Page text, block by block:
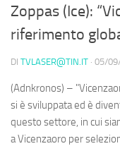
Zoppas (Ice):
riferimento
DI TVLASER@TIN.IT · 05/
(Adnkronos) –
si è sviluppata ed è
questo settore, in cui
a Vicenzaoro per